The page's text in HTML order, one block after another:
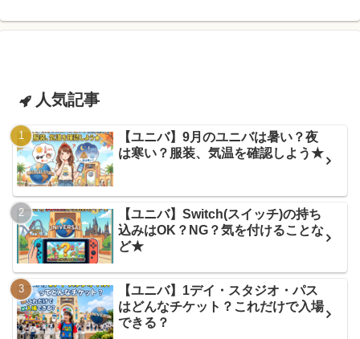
人気記事
【ユニバ】9月のユニバは暑い？夜
は寒い？服装、気温を確認しよう★
【ユニバ】Switch(スイッチ)の持ち
込みはOK？NG？気を付けることな
ど★
【ユニバ】1デイ・スタジオ・パス
はどんなチケット？これだけで入場
できる？